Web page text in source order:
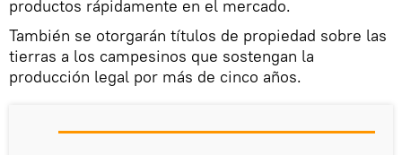
productos rápidamente en el mercado.
También se otorgarán títulos de propiedad sobre las
tierras a los campesinos que sostengan la
producción legal por más de cinco años.